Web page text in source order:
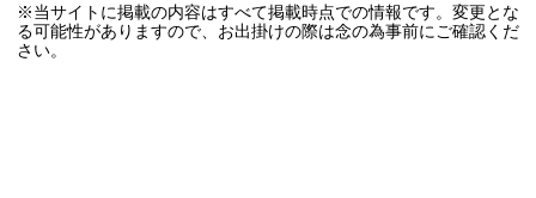
※当サイトに掲載の内容はすべて掲載時点での情報です。変更とな
る可能性がありますので、お出掛けの際は念の為事前にご確認くだ
さい。